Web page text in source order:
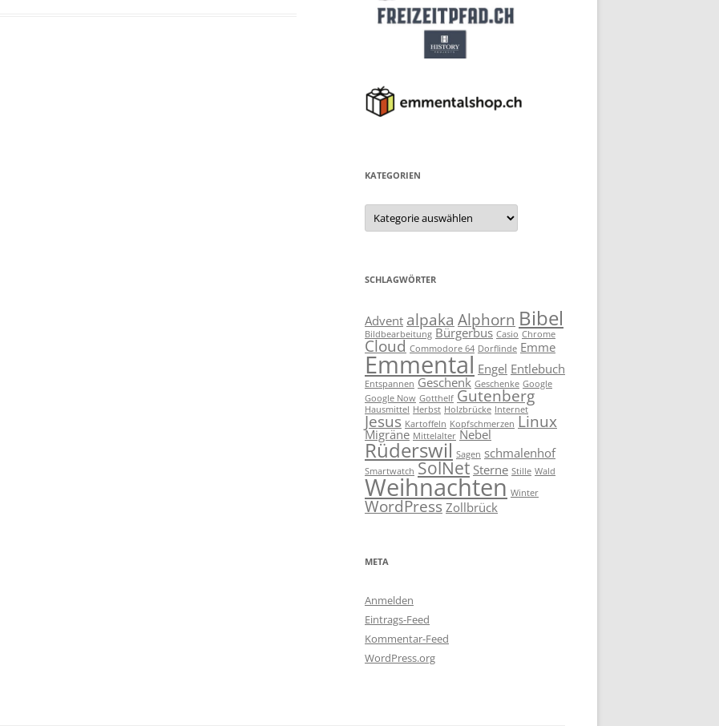
KATEGORIEN
Kategorien
SCHLAGWÖRTER
Advent alpaka Alphorn Bibel
Bildbearbeitung Bürgerbus Casio Chrome
Cloud Commodore 64 Dorflinde Emme
Emmental Engel Entlebuch
Entspannen Geschenk Geschenke Google
Google Now Gotthelf Gutenberg
Hausmittel Herbst Holzbrücke Internet
Jesus Kartoffeln Kopfschmerzen Linux
Migräne Mittelalter Nebel
Rüderswil Sagen schmalenhof
Smartwatch SolNet Sterne Stille Wald
Weihnachten Winter
WordPress Zollbrück
META
Anmelden
Eintrags-Feed
Kommentar-Feed
WordPress.org